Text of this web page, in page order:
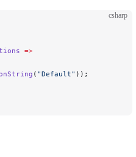
csharp
=>
( "Default" ));